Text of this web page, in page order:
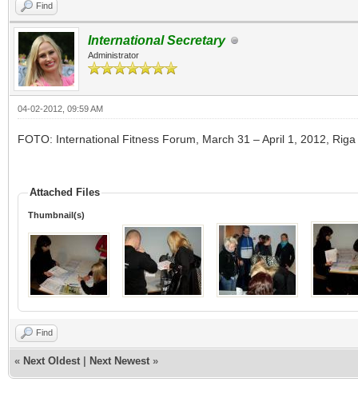
Find
International Secretary
Administrator
04-02-2012, 09:59 AM
FOTO: International Fitness Forum, March 31 – April 1, 2012,
Attached Files
Thumbnail(s)
Find
« Next Oldest Next Newest »